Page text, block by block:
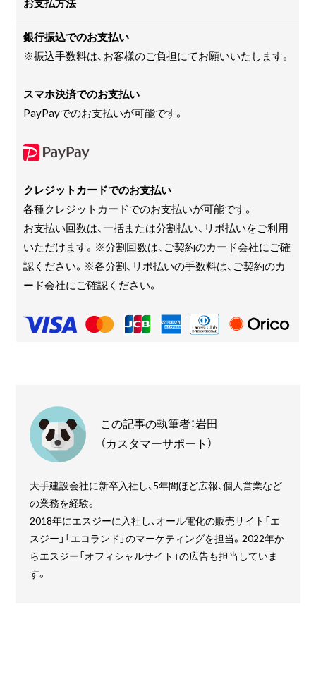
お支払方法
銀行振込でのお支払い
※振込手数料は、お客様のご負担にてお願いいたします。
スマホ決済でのお支払い
PayPayでのお支払いが可能です。
クレジットカードでのお支払い
各種クレジットカードでのお支払いが可能です。
お支払い回数は、一括または分割払い、リボ払いをご利用
いただけます。※分割回数は、ご契約のカード会社にご確
認ください。※各分割、リボ払いの手数料は、ご契約のカ
ード会社にご確認ください。
この記事の執筆者：岩田
（カスタマーサポート）
大手建設会社に新卒入社し、5年間ほど広報、個人営業など
の業務を経験。
2018年にエスジーに入社し、オール電化の販売サイト「エ
スジー」「エコランド」のマーケティングを担当。2022年か
らエスジー「オフィシャルサイト」の広告も担当していま
す。